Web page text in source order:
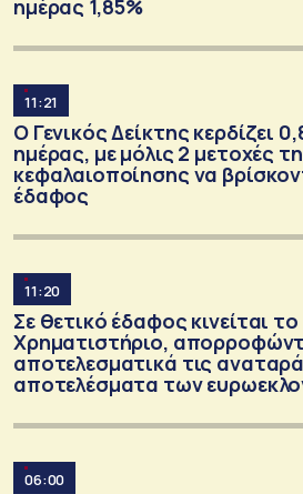
ημέρας 1,85%
11:21
Ο Γενικός Δείκτης κερδίζει
ημέρας, με μόλις 2 μετοχές
κεφαλαιοποίησης να
έδαφος
11:20
Σε θετικό έδαφος κινείται το
Χρηματιστήριο,
αποτελεσματικά τις
αποτελέσματα των
06:00